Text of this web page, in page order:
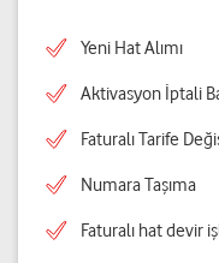
Yeni Hat Alımı
Aktivasyon İptali
Faturalı Tarife
Numara Taşıma
Faturalı hat devir